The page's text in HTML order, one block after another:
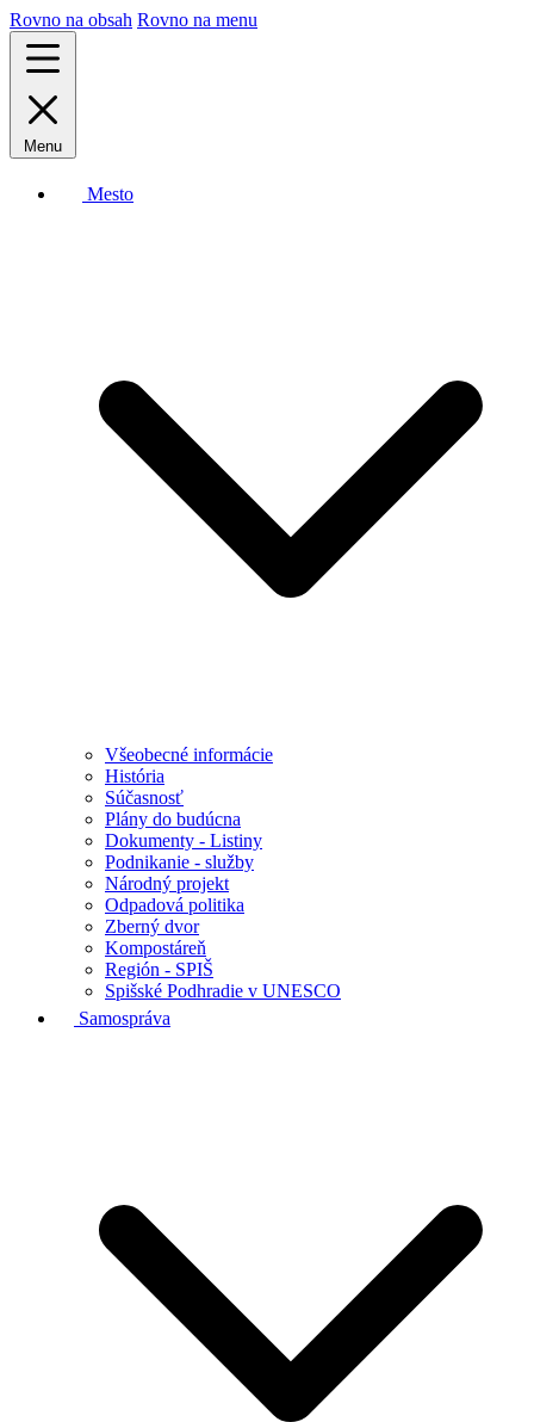
Rovno na obsah Rovno na menu
Menu
Mesto
Všeobecné informácie
História
Súčasnosť
Plány do budúcna
Dokumenty - Listiny
Podnikanie - služby
Národný projekt
Odpadová politika
Zberný dvor
Kompostáreň
Región - SPIŠ
Spišské Podhradie v UNESCO
Samospráva